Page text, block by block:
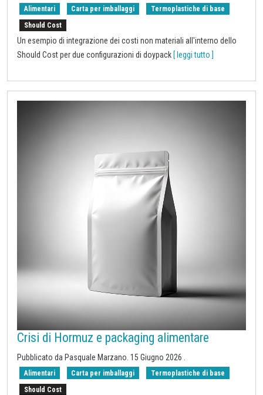
Alimentari Carta per imballaggi Termoplastiche di base
Should Cost
Un esempio di integrazione dei costi non materiali all'interno dello
Should Cost per due configurazioni di doypack [ leggi tutto ]
Crisi di Hormuz e packaging alimentare
Pubblicato da Pasquale Marzano. 15 Giugno 2026 .
Alimentari Carta per imballaggi Termoplastiche di base
Should Cost